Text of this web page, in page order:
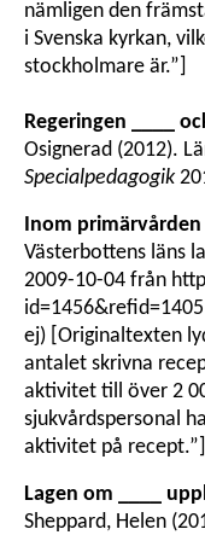
nämligen den
i Svenska kyrkan,
stockholmare är.”]
Regeringen ____
Osignerad (2012).
Specialpedagogik
Inom
Västerbottens läns
2009-10-04 från
ej) [Originaltexten
antalet skrivna
aktivitet till över 2
sjukvårdspersonal
aktivitet på recept.”]
Lagen om ____
Sheppard, Helen